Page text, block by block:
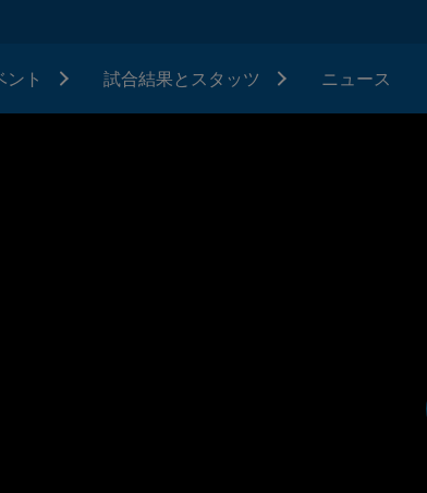
ント 試合結果とスタッツ ニュース